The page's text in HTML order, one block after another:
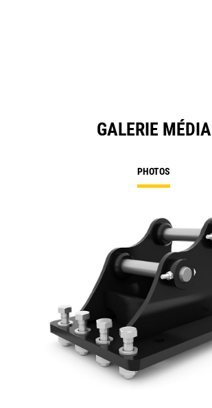
GALERIE MÉDIA
PHOTOS